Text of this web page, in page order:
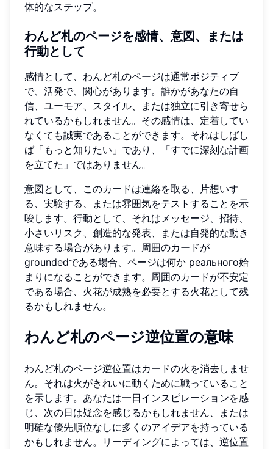
体的なステップ。
わんど札のページを感情、意図、または
行動として
感情として、わんど札のページは通常ポジティブ
で、活発で、関心があります。誰かがあなたの自
信、ユーモア、スタイル、または独立に引き寄せら
れているかもしれません。その感情は、定着してい
なくても誠実であることができます。それはしばし
ば「もっと知りたい」であり、「すでに深刻な計画
を立てた」ではありません。
意図として、このカードは連絡を取る、片想いす
る、実験する、または雰囲気をテストすることを示
唆します。行動として、それはメッセージ、招待、
小さいリスク、創造的な発表、または自発的な動き
意味する場合があります。周囲のカードが
groundedである場合、ページは何か реального始
まりになることができます。周囲のカードが不安定
である場合、火花が成熟を必要とする火花として残
るかもしれません。
わんど札のページ逆位置の意味
わんど札のページ逆位置はカードの火を消去しませ
ん。それは火がきれいに動くために戦っていること
を示します。あなたは一日インスピレーションを感
じ、次の日は疑念を感じるかもしれません、または
明確な優先順位なしに多くのアイデアを持っている
かもしれません。リーディングによっては、逆位置